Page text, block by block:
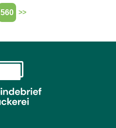
560 >>